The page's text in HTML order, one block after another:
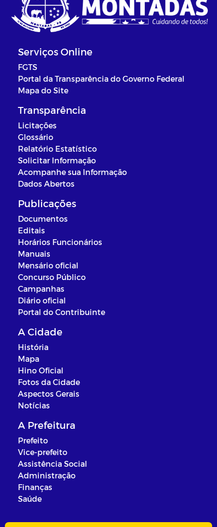
Serviços Online
FGTS
Portal da Transparência do Governo Federal
Mapa do Site
Transparência
Licitações
Glossário
Relatório Estatístico
Solicitar Informação
Acompanhe sua Informação
Dados Abertos
Publicações
Documentos
Editais
Horários Funcionários
Manuais
Mensário oficial
Concurso Público
Campanhas
Diário oficial
Portal do Contribuinte
A Cidade
História
Mapa
Hino Oficial
Fotos da Cidade
Aspectos Gerais
Notícias
A Prefeitura
Prefeito
Vice-prefeito
Assistência Social
Administração
Finanças
Saúde